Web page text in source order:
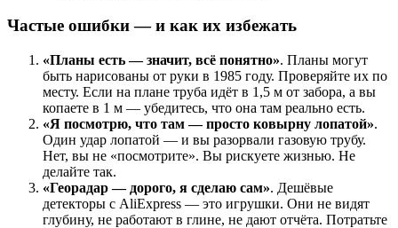
Частые ошибки — и как их избежать
«Планы есть — значит, всё понятно». Планы могут
быть нарисованы от руки в 1985 году. Проверяйте их по
месту. Если на плане труба идёт в 1,5 м от забора, а вы
копаете в 1 м — убедитесь, что она там реально есть.
«Я посмотрю, что там — просто ковырну лопатой».
Один удар лопатой — и вы разорвали газовую трубу.
Нет, вы не «посмотрите». Вы рискуете жизнью. Не
делайте так.
«Георадар — дорого, я сделаю сам». Дешёвые
детекторы с AliExpress — это игрушки. Они не видят
глубину, не работают в глине, не дают отчёта. Потратьте